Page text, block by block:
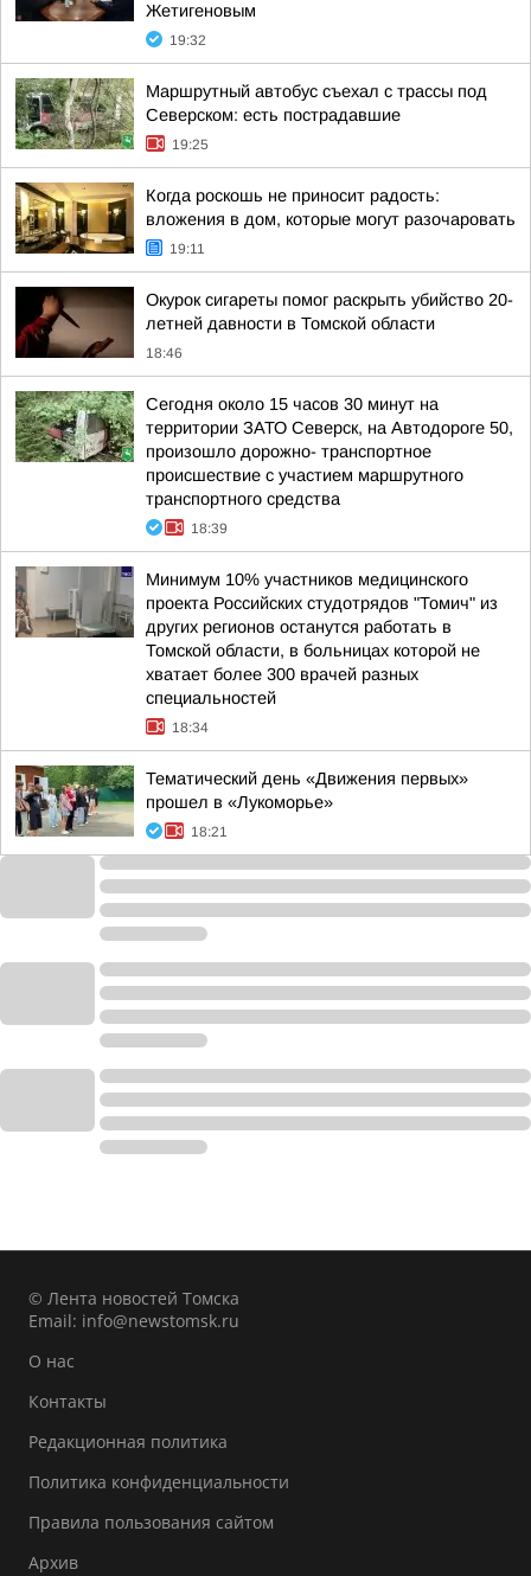
Жетигеновым
19:32
Маршрутный автобус съехал с трассы под
Северском: есть пострадавшие
19:25
Когда роскошь не приносит радость:
вложения в дом, которые могут разочаровать
19:11
Окурок сигареты помог раскрыть убийство 20-
летней давности в Томской области
18:46
Сегодня около 15 часов 30 минут на
территории ЗАТО Северск, на Автодороге 50,
произошло дорожно- транспортное
происшествие с участием маршрутного
транспортного средства
18:39
Минимум 10% участников медицинского
проекта Российских студотрядов "Томич" из
других регионов останутся работать в
Томской области, в больницах которой не
хватает более 300 врачей разных
специальностей
18:34
Тематический день «Движения первых»
прошел в «Лукоморье»
18:21
© Лента новостей Томска
Email: info@newstomsk.ru
О нас
Контакты
Редакционная политика
Политика конфиденциальности
Правила пользования сайтом
Архив